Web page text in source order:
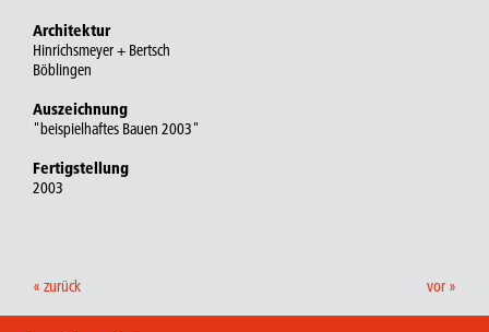
Architektur
Hinrichsmeyer + Bertsch
Böblingen
Auszeichnung
"beispielhaftes Bauen 2003"
Fertigstellung
2003
« zurück vor »